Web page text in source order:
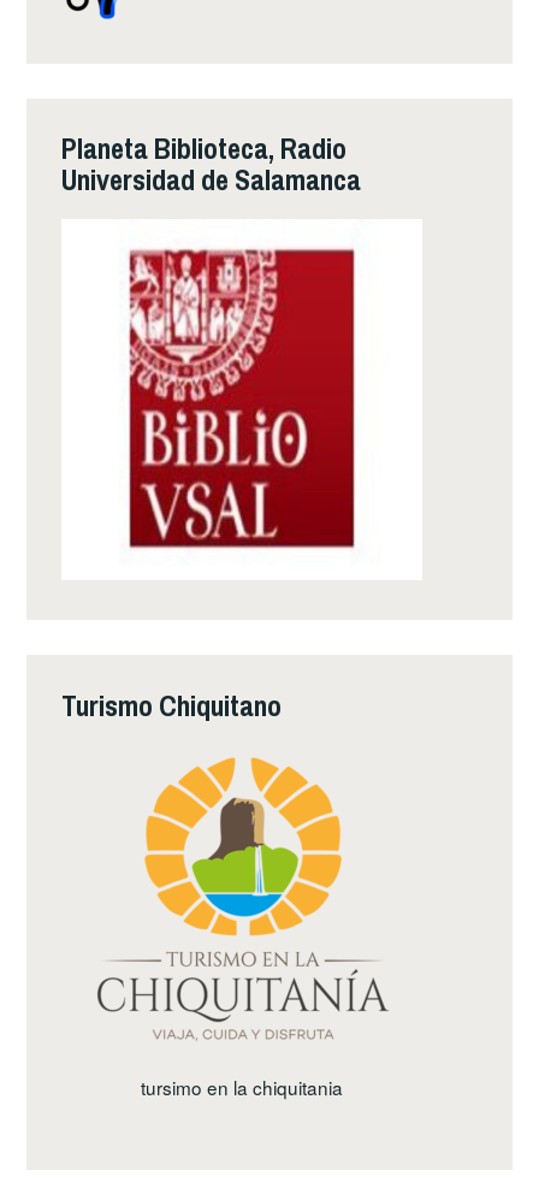
Planeta Biblioteca, Radio
Universidad de Salamanca
Turismo Chiquitano
tursimo en la chiquitania